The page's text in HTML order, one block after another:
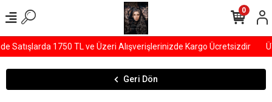
1750 TL ve Üzeri Alışverişlerinizde Kargo Ücretsizdir
0
Geri Dön